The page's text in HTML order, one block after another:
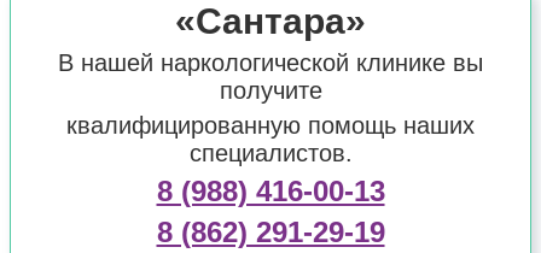
«Сантара»
В нашей наркологической клинике вы
получите
квалифицированную помощь наших
специалистов.
8 (988) 416-00-13
8 (862) 291-29-19